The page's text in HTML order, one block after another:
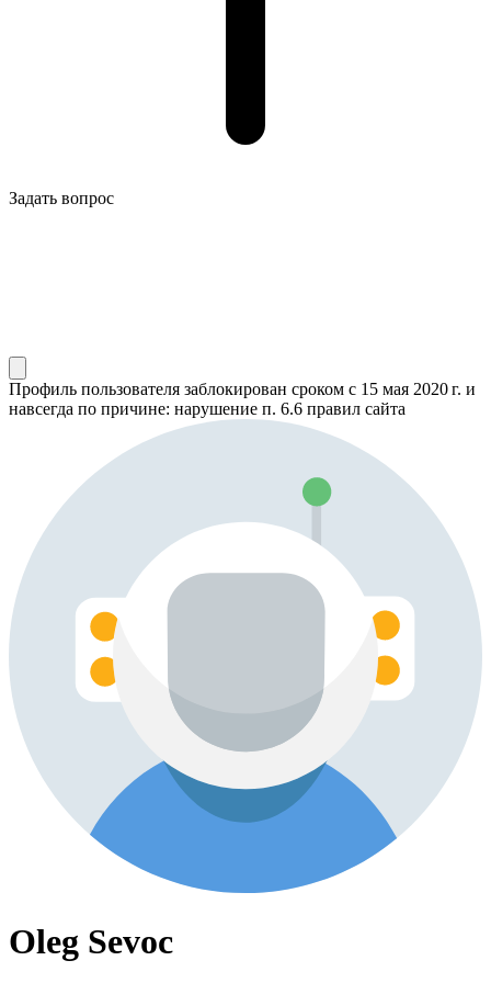
Задать вопрос
Профиль пользователя заблокирован сроком с 15 мая 2020 г. и
навсегда по причине: нарушение п. 6.6 правил сайта
Oleg Sevoc